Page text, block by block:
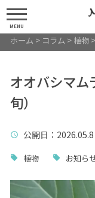
MENU
ホーム > コラム > 植物>
オオバシマム
旬）
公開日 ：2026.05.8
植物 お知ら